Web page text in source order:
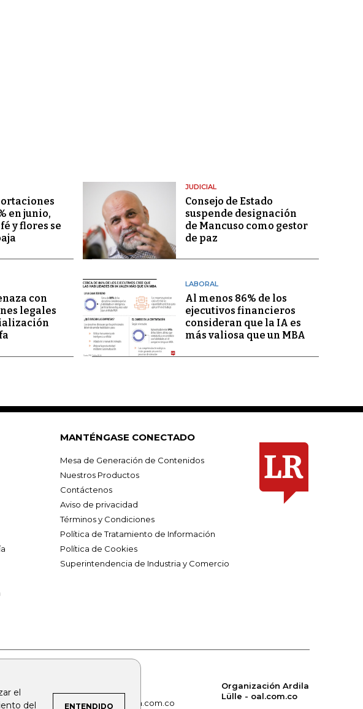
el
del
ENTENDIDO
en junio,
y flores se
JUDICIAL
Consejo de Estado
suspende designación
de Mancuso como gestor
de paz
con
legales
LABORAL
Al menos 86% de los
ejecutivos financieros
consideran que la IA es
más valiosa que un MBA
MANTÉNGASE CONECTADO
Mesa de Generación de Contenidos
Nuestros Productos
Contáctenos
Aviso de privacidad
Términos y Condiciones
Política de Tratamiento de Información
Política de Cookies
Superintendencia de Industria y Comercio
bolsaencolombia.com
lafm.com.co alerta.com.co
Organización Ardila
Lülle - oal.com.co